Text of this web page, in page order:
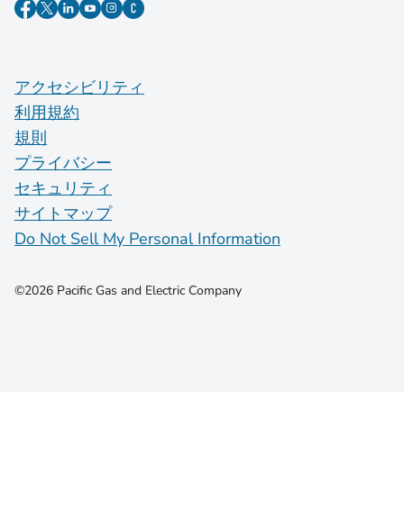
アクセシビリティ
利用規約
規則
プライバシー
セキュリティ
サイトマップ
Do Not Sell My Personal Information
©2026 Pacific Gas and Electric Company